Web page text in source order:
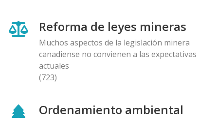
Reforma de leyes mineras
Muchos aspectos de la legislación minera
canadiense no convienen a las expectativas
actuales
(723)
Ordenamiento ambiental